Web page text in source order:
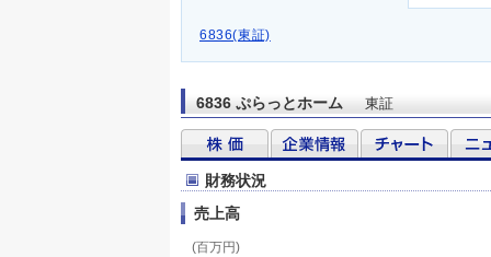
6836(東証)
6836 ぷらっとホーム 東証